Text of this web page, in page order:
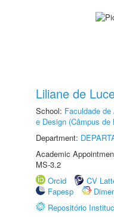
Liliane de
School: Faculdade
e Design (Câmpus de
Department:
Academic
MS-3.2
Orcid
CV
Fapesp
Repositório